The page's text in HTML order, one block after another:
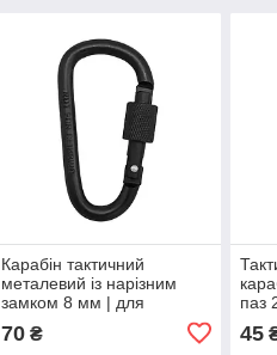
Карабін тактичний
металевий із нарізним
замком 8 мм | для
спорядження, EDC
70₴
паз
45